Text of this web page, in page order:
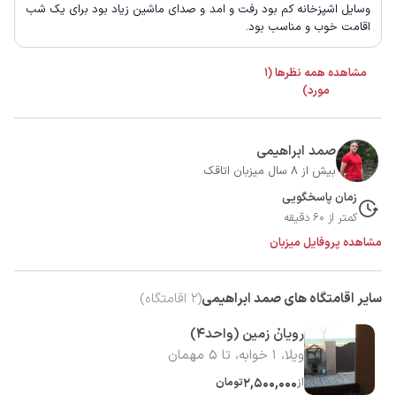
وسایل اشپزخانه کم بود رفت و امد و صدای ماشین زیاد بود برای یک شب
اقامت خوب و مناسب بود.
مشاهده همه نظرها (1
مورد)
صمد ابراهیمی
بیش از 8 سال میزبان اتاقک
زمان پاسخگویی
کمتر از 60 دقیقه
مشاهده پروفایل میزبان
سایر اقامتگاه های صمد ابراهیمی(
2 اقامتگاه)
رویانْ زمین (واحد4)
ویلا، 1 خوابه، تا 5 مهمان
از2,500,000تومان